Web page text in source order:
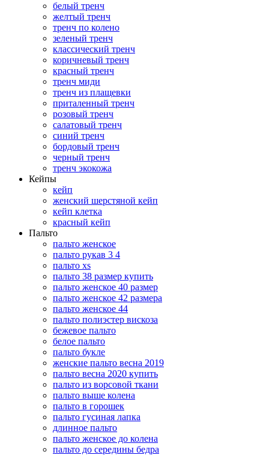
белый тренч
желтый тренч
тренч по колено
зеленый тренч
классический тренч
коричневый тренч
красный тренч
тренч миди
тренч из плащевки
приталенный тренч
розовый тренч
салатовый тренч
синий тренч
бордовый тренч
черный тренч
тренч экокожа
Кейпы
кейп
женский шерстяной кейп
кейп клетка
красный кейп
Пальто
пальто женское
пальто рукав 3 4
пальто xs
пальто 38 размер купить
пальто женское 40 размер
пальто женское 42 размера
пальто женское 44
пальто полиэстер вискоза
бежевое пальто
белое пальто
пальто букле
женские пальто весна 2019
пальто весна 2020 купить
пальто из ворсовой ткани
пальто выше колена
пальто в горошек
пальто гусиная лапка
длинное пальто
пальто женское до колена
пальто до середины бедра